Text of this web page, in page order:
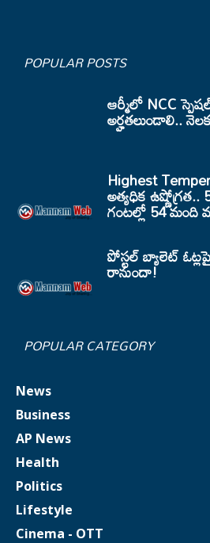
POPULAR POSTS
ఆర్మీలో NCC
అర్హతలుండాలి..
Highest
అత్యధిక ఉష్ణోగ్రత..
గంటల్లో 54 మంది
పోస్టల్ బ్యాలెట్
రానుందా!
POPULAR CATEGORY
News
Business
AP News
Health
Politics
Lifestyle
Cinema - OTT